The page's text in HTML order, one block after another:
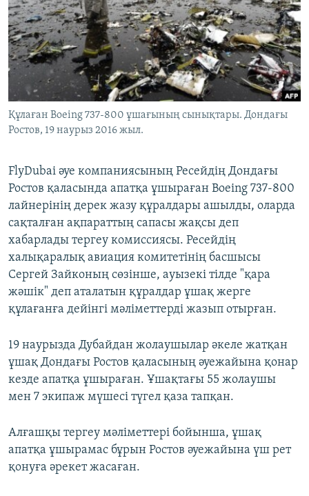
Русский
ЖАЗЫЛЫҢЫЗ
Басқа тілдерде
Құлаған Boeing 737-800 ұшағының сынықтары. Дондағы
Ростов, 19 наурыз 2016 жыл.
FlyDubai әуе компаниясының Ресейдің Дондағы
Ростов қаласында апатқа ұшыраған Boeing 737-800
лайнерінің дерек жазу құралдары ашылды, оларда
сақталған ақпараттың сапасы жақсы деп
хабарлады тергеу комиссиясы. Ресейдің
халықаралық авиация комитетінің басшысы
Сергей Зайконың сөзінше, ауызекі тілде "қара
жәшік" деп аталатын құралдар ұшақ жерге
құлағанға дейінгі мәліметтерді жазып отырған.
19 наурызда Дубайдан жолаушылар әкеле жатқан
ұшақ Дондағы Ростов қаласының әуежайына қонар
кезде апатқа ұшыраған. Ұшақтағы 55 жолаушы
мен 7 экипаж мүшесі түгел қаза тапқан.
Алғашқы тергеу мәліметтері бойынша, ұшақ
апатқа ұшырамас бұрын Ростов әуежайына үш рет
қонуға әрекет жасаған.